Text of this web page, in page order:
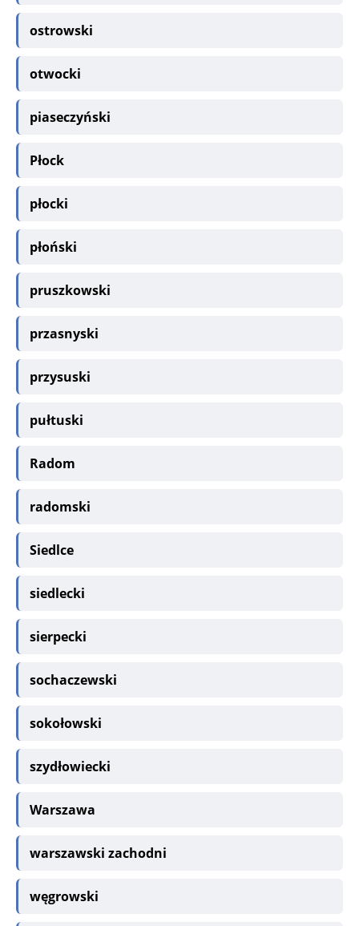
ostrowski
otwocki
piaseczyński
Płock
płocki
płoński
pruszkowski
przasnyski
przysuski
pułtuski
Radom
radomski
Siedlce
siedlecki
sierpecki
sochaczewski
sokołowski
szydłowiecki
Warszawa
warszawski zachodni
węgrowski